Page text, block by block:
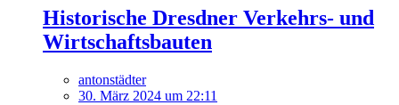
Historische Dresdner Verkehrs- und
Wirtschaftsbauten
antonstädter
30. März 2024 um 22:11